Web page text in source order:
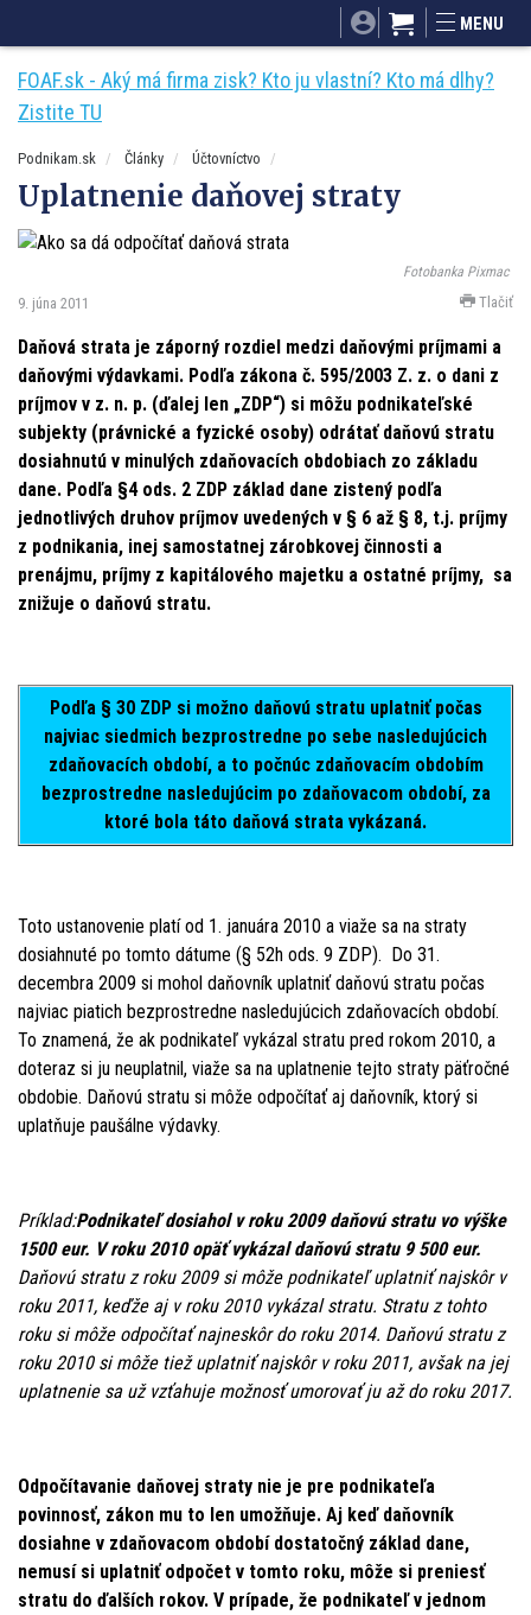
Mnamky-recepty.sk
MENU
FOAF.sk - Aký má firma zisk? Kto ju vlastní? Kto má dlhy?
Zistite TU
Podnikam.sk Články Účtovníctvo
Uplatnenie daňovej straty
Fotobanka Pixmac
9. júna 2011 Tlačiť
Daňová strata je záporný rozdiel medzi daňovými príjmami a
daňovými výdavkami. Podľa zákona č. 595/2003 Z. z. o dani z
príjmov v z. n. p. (ďalej len „ZDP“) si môžu podnikateľské
subjekty (právnické a fyzické osoby) odrátať daňovú stratu
dosiahnutú v minulých zdaňovacích obdobiach zo základu
dane. Podľa §4 ods. 2 ZDP základ dane zistený podľa
jednotlivých druhov príjmov uvedených v § 6 až § 8, t.j. príjmy
z podnikania, inej samostatnej zárobkovej činnosti a
prenájmu, príjmy z kapitálového majetku a ostatné príjmy, sa
znižuje o daňovú stratu.
Podľa § 30 ZDP si možno daňovú stratu uplatniť počas
najviac siedmich bezprostredne po sebe nasledujúcich
zdaňovacích období, a to počnúc zdaňovacím obdobím
bezprostredne nasledujúcim po zdaňovacom období, za
ktoré bola táto daňová strata vykázaná.
Toto ustanovenie platí od 1. januára 2010 a viaže sa na straty
dosiahnuté po tomto dátume (§ 52h ods. 9 ZDP). Do 31.
decembra 2009 si mohol daňovník uplatniť daňovú stratu počas
najviac piatich bezprostredne nasledujúcich zdaňovacích období.
To znamená, že ak podnikateľ vykázal stratu pred rokom 2010, a
doteraz si ju neuplatnil, viaže sa na uplatnenie tejto straty päťročné
obdobie. Daňovú stratu si môže odpočítať aj daňovník, ktorý si
uplatňuje paušálne výdavky.
Príklad:Podnikateľ dosiahol v roku 2009 daňovú stratu vo výške
1500 eur. V roku 2010 opäť vykázal daňovú stratu 9 500 eur.
Daňovú stratu z roku 2009 si môže podnikateľ uplatniť najskôr v
roku 2011, keďže aj v roku 2010 vykázal stratu. Stratu z tohto
roku si môže odpočítať najneskôr do roku 2014. Daňovú stratu z
roku 2010 si môže tiež uplatniť najskôr v roku 2011, avšak na jej
uplatnenie sa už vzťahuje možnosť umorovať ju až do roku 2017.
Odpočítavanie daňovej straty nie je pre podnikateľa
povinnosť, zákon mu to len umožňuje. Aj keď daňovník
dosiahne v zdaňovacom období dostatočný základ dane,
nemusí si uplatniť odpočet v tomto roku, môže si preniesť
stratu do ďalších rokov. V prípade, že podnikateľ v jednom